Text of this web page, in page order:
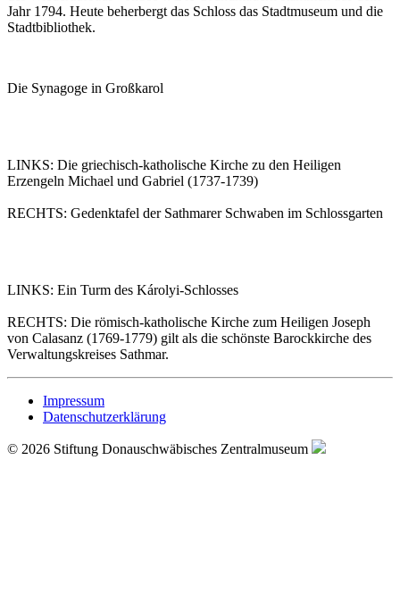
Jahr 1794. Heute beherbergt das Schloss das Stadtmuseum und die
Stadtbibliothek.
Die Synagoge in Großkarol
LINKS: Die griechisch-katholische Kirche zu den Heiligen
Erzengeln Michael und Gabriel (1737-1739)
RECHTS: Gedenktafel der Sathmarer Schwaben im Schlossgarten
LINKS: Ein Turm des Károlyi-Schlosses
RECHTS: Die römisch-katholische Kirche zum Heiligen Joseph
von Calasanz (1769-1779) gilt als die schönste Barockkirche des
Verwaltungskreises Sathmar.
Impressum
Datenschutzerklärung
© 2026 Stiftung Donauschwäbisches Zentralmuseum